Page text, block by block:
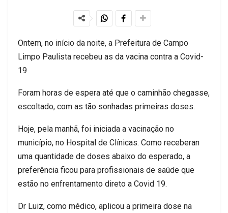
Ontem, no início da noite, a Prefeitura de Campo
Limpo Paulista recebeu as da vacina contra a Covid-
19
Foram horas de espera até que o caminhão chegasse,
escoltado, com as tão sonhadas primeiras doses.
Hoje, pela manhã, foi iniciada a vacinação no
município, no Hospital de Clínicas. Como receberan
uma quantidade de doses abaixo do esperado, a
preferência ficou para profissionais de saúde que
estão no enfrentamento direto a Covid 19.
Dr Luiz, como médico, aplicou a primeira dose na